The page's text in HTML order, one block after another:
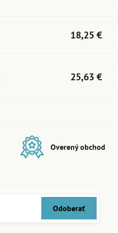
18,25 €
25,63 €
Overený obchod
Odoberať